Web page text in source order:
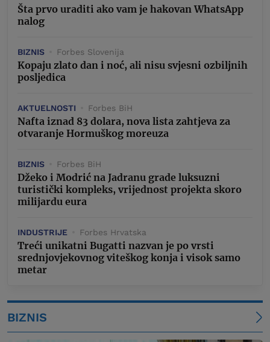
Šta prvo uraditi ako vam je hakovan WhatsApp
nalog
BIZNIS Forbes Slovenija
Kopaju zlato dan i noć, ali nisu svjesni ozbiljnih
posljedica
AKTUELNOSTI Forbes BiH
Nafta iznad 83 dolara, nova lista zahtjeva za
otvaranje Hormuškog moreuza
BIZNIS Forbes BiH
Džeko i Modrić na Jadranu grade luksuzni
turistički kompleks, vrijednost projekta skoro
milijardu eura
INDUSTRIJE Forbes Hrvatska
Treći unikatni Bugatti nazvan je po vrsti
srednjovjekovnog viteškog konja i visok samo
metar
BIZNIS